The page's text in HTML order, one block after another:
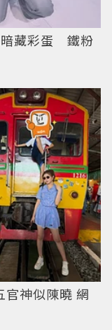
暗藏彩蛋 鐵粉
官神似陳曉 網